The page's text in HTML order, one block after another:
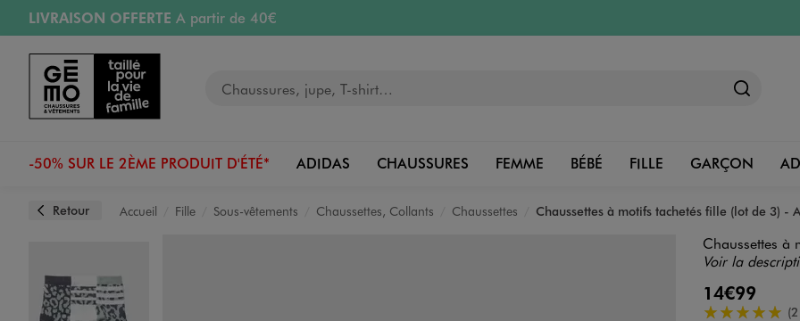
Aller au contenu principal
Aller à la navigation
LIVRAISON OFFERTE A partir de 40€
RETRAIT ET LIVRAISON OFFERTE
RÉSERVATION GRATUITE
4h en magasin
Retours OFFERTSpendant 30 jours
-50% SUR LE 2ÈME PRODUIT D'ÉTÉ* ADIDAS CHAUSSURES FEMME BÉBÉ FILLE GARÇON
Retour Accueil Fille Sous-vêtements Chaussettes, Collants Chaussettes Chaussettes à motifs tachetés fille (lot de 3) -
Chaussettes à
Voir la
14€99
5/5 de